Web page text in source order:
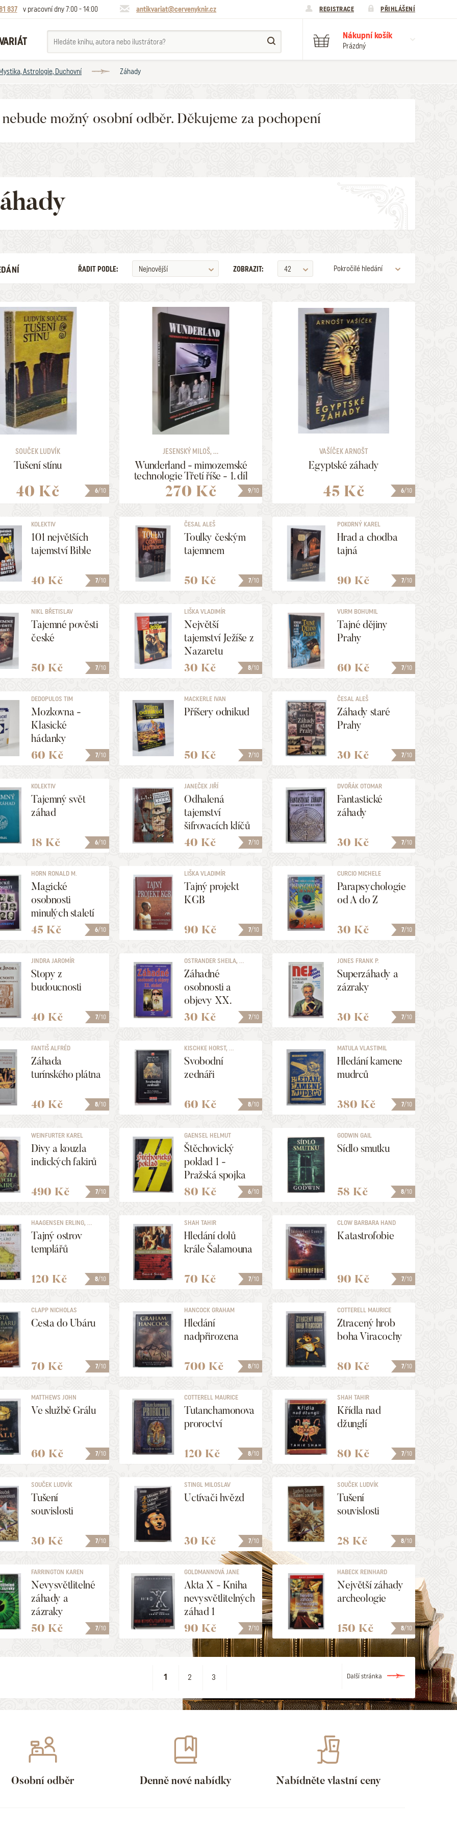
837 v pracovní dny 7:00 - 14:00 antikvariat@cervenyknir.cz REGISTRACE PŘIHLÁŠENÍ
Nákupní košík
Prázdný
Astrologie, Duchovní Záhady
možný osobní odběr. Děkujeme za pochopení
Pokročilé hledání
ŘADIT PODLE: Nejnovější ZOBRAZIT: 42
PODEPSANÉ
LETECH MAXIMÁLNÍ CENA ZOBRAZOVAT KVALITU
ULOŽIT MEZI MÉ KATEGORIE NALEZENO
6/10
SOUČEK LUDVÍK
Tušení stínu
40 Kč 9/10
JESENSKÝ MILOŠ, ...
Wunderland - mimozemské
technologie Třetí říše - 1. díl
270 Kč 6/10
VAŠÍČEK ARNOŠT
Egyptské záhady
45 Kč
7/10
KOLEKTIV
101 největších
tajemství Bible
40 Kč 7/10
ČESAL ALEŠ
Toulky českým
tajemnem
50 Kč 7/10
POKORNÝ KAREL
Hrad a chodba
tajná
90 Kč
7/10
NIKL BŘETISLAV
Tajemné pověsti
české
50 Kč 8/10
LIŠKA VLADIMÍR
Největší
tajemství Ježíše z
Nazaretu
30 Kč 7/10
VURM BOHUMIL
Tajné dějiny
Prahy
60 Kč
7/10
DEDOPULOS TIM
Mozkovna -
Klasické
hádanky
60 Kč 7/10
MACKERLE IVAN
Příšery odnikud
50 Kč 7/10
ČESAL ALEŠ
Záhady staré
Prahy
30 Kč
6/10
KOLEKTIV
Tajemný svět
záhad
18 Kč 7/10
JANEČEK JIŘÍ
Odhalená
tajemství
šifrovacích klíčů
minulosti
40 Kč 7/10
DVOŘÁK OTOMAR
Fantastické
záhady
30 Kč
6/10
HORN RONALD M.
Magické
osobnosti
minulých staletí
45 Kč 7/10
LIŠKA VLADIMÍR
Tajný projekt
KGB
90 Kč 7/10
CURCIO MICHELE
Parapsychologie
od A do Z
30 Kč
7/10
JINDRA JAROMÍR
Stopy z
budoucnosti
40 Kč 7/10
OSTRANDER SHEILA, ...
Záhadné
osobnosti a
objevy XX.
století
30 Kč 7/10
JONES FRANK P.
Superzáhady a
zázraky
30 Kč
8/10
FANTIŠ ALFRÉD
Záhada
turínského plátna
40 Kč 8/10
KISCHKE HORST, ...
Svobodní
zednáři
60 Kč 7/10
MATULA VLASTIMIL
Hledání kamene
mudrců
380 Kč
7/10
WEINFURTER KAREL
Divy a kouzla
indických fakirů
490 Kč 6/10
GAENSEL HELMUT
Štěchovický
poklad 1 -
Pražská spojka
80 Kč 8/10
GODWIN GAIL
Sídlo smutku
58 Kč
8/10
HAAGENSEN ERLING, ...
Tajný ostrov
templářů
120 Kč 7/10
SHAH TAHIR
Hledání dolů
krále Šalamouna
70 Kč 7/10
CLOW BARBARA HAND
Katastrofobie
90 Kč
7/10
CLAPP NICHOLAS
Cesta do Ubáru
70 Kč 8/10
HANCOCK GRAHAM
Hledání
nadpřirozena
700 Kč 7/10
COTTERELL MAURICE
Ztracený hrob
boha Viracochy
80 Kč
7/10
MATTHEWS JOHN
Ve službě Grálu
60 Kč 8/10
COTTERELL MAURICE
Tutanchamonova
proroctví
120 Kč 7/10
SHAH TAHIR
Křídla nad
džunglí
80 Kč
7/10
SOUČEK LUDVÍK
Tušení
souvislosti
30 Kč 7/10
STINGL MILOSLAV
Uctívači hvězd
30 Kč 8/10
SOUČEK LUDVÍK
Tušení
souvislosti
28 Kč
7/10
FARRINGTON KAREN
Nevysvětlitelné
záhady a
zázraky
50 Kč 7/10
GOLDMANNOVÁ JANE
Akta X - Kniha
nevysvětlitelných
záhad 1
90 Kč 8/10
HABECK REINHARD
Největší záhady
archeologie
150 Kč
1 2 3 Další stránka
Osobní odběr Denně nové nabídky Nabídněte vlastní ceny